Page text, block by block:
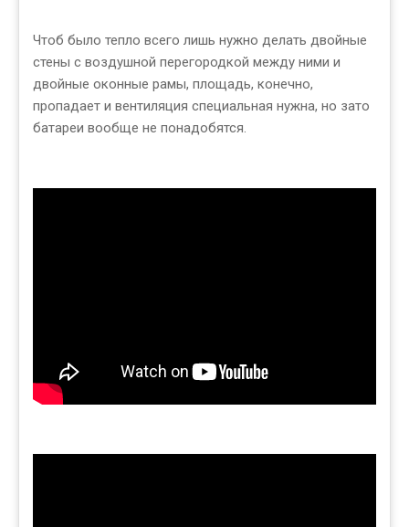
Чтоб было тепло всего лишь нужно делать двойные
стены с воздушной перегородкой между ними и
двойные оконные рамы, площадь, конечно,
пропадает и вентиляция специальная нужна, но зато
батареи вообще не понадобятся.